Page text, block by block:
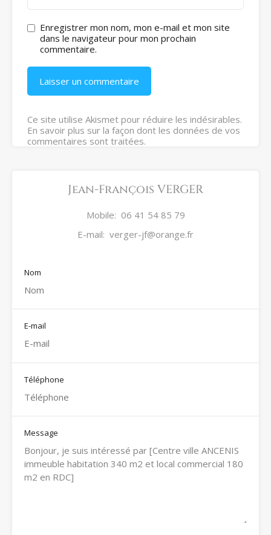
Enregistrer mon nom, mon e-mail et mon site
dans le navigateur pour mon prochain
commentaire.
Ce site utilise Akismet pour réduire les indésirables.
En savoir plus sur la façon dont les données de vos
commentaires sont traitées.
Jean-François VERGER
Mobile: 06 41 54 85 79
E-mail: verger-jf@orange.fr
Nom
E-mail
Téléphone
Message